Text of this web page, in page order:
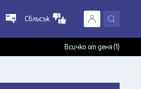
Сблъсък
Всичко от деня (1)